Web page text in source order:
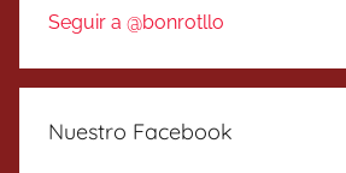
Seguir a @bonrotllo
Nuestro Facebook